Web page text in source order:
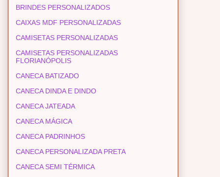
BRINDES PERSONALIZADOS
CAIXAS MDF PERSONALIZADAS
CAMISETAS PERSONALIZADAS
CAMISETAS PERSONALIZADAS
FLORIANÓPOLIS
CANECA BATIZADO
CANECA DINDA E DINDO
CANECA JATEADA
CANECA MÁGICA
CANECA PADRINHOS
CANECA PERSONALIZADA PRETA
CANECA SEMI TÉRMICA